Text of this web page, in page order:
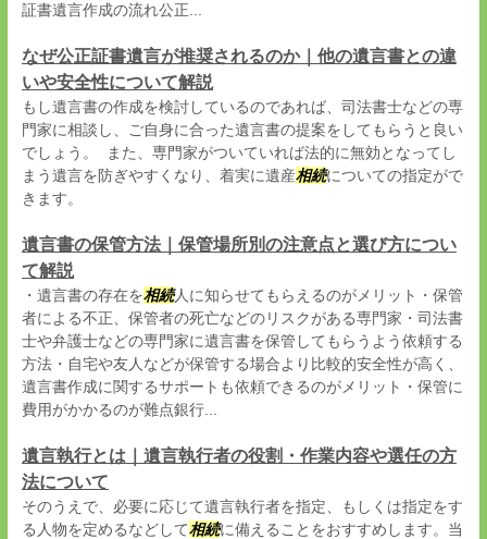
証書遺言作成の流れ公正...
なぜ公正証書遺言が推奨されるのか｜他の遺言書との違
いや安全性について解説
もし遺言書の作成を検討しているのであれば、司法書士などの専
門家に相談し、ご自身に合った遺言書の提案をしてもらうと良い
でしょう。 また、専門家がついていれば法的に無効となってし
まう遺言を防ぎやすくなり、着実に遺産相続についての指定がで
きます。
遺言書の保管方法｜保管場所別の注意点と選び方につい
て解説
・遺言書の存在を相続人に知らせてもらえるのがメリット・保管
者による不正、保管者の死亡などのリスクがある専門家・司法書
士や弁護士などの専門家に遺言書を保管してもらうよう依頼する
方法・自宅や友人などが保管する場合より比較的安全性が高く、
遺言書作成に関するサポートも依頼できるのがメリット・保管に
費用がかかるのが難点銀行...
遺言執行とは｜遺言執行者の役割・作業内容や選任の方
法について
そのうえで、必要に応じて遺言執行者を指定、もしくは指定をす
る人物を定めるなどして相続に備えることをおすすめします。当